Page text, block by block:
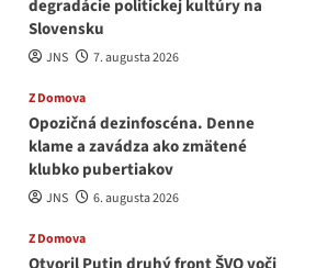
degradácie politickej kultúry na
Slovensku
JNS 7. augusta 2026
Z Domova
Opozičná dezinfoscéna. Denne
klame a zavádza ako zmätené
klubko pubertiakov
JNS 6. augusta 2026
Z Domova